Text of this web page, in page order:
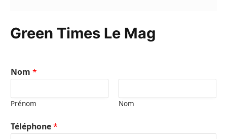
Green Times Le Mag
Nom *
Prénom Nom
Téléphone*